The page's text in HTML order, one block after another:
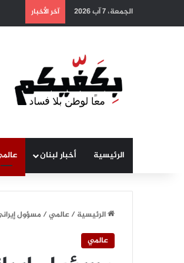
الجمعة، 7 آب 2026 آخر الأخبار
الرئيسية أخبار لبنان
الرئيسية/عالمي/مسؤول
عالمي